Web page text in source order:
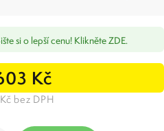
si o lepší cenu! Klikněte ZDE.
Kč
bez DPH